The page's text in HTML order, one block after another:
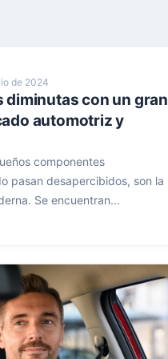
de 2024
diminutas con un gran
automotriz y
componentes
pasan desapercibidos, son la
Se encuentran...